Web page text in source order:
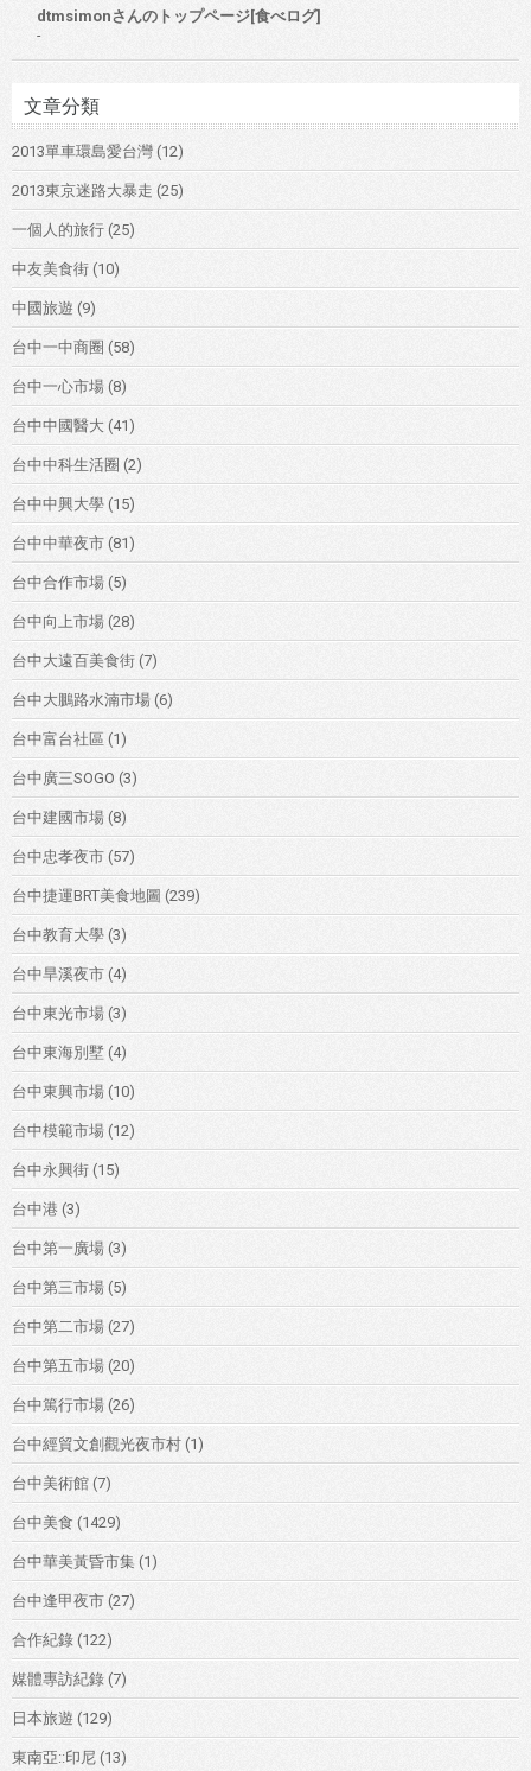
dtmsimonさんのトップページ[食べログ]
-
文章分類
2013單車環島愛台灣 (12)
2013東京迷路大暴走 (25)
一個人的旅行 (25)
中友美食街 (10)
中國旅遊 (9)
台中一中商圈 (58)
台中一心市場 (8)
台中中國醫大 (41)
台中中科生活圈 (2)
台中中興大學 (15)
台中中華夜市 (81)
台中合作市場 (5)
台中向上市場 (28)
台中大遠百美食街 (7)
台中大鵬路水湳市場 (6)
台中富台社區 (1)
台中廣三SOGO (3)
台中建國市場 (8)
台中忠孝夜市 (57)
台中捷運BRT美食地圖 (239)
台中教育大學 (3)
台中旱溪夜市 (4)
台中東光市場 (3)
台中東海別墅 (4)
台中東興市場 (10)
台中模範市場 (12)
台中永興街 (15)
台中港 (3)
台中第一廣場 (3)
台中第三市場 (5)
台中第二市場 (27)
台中第五市場 (20)
台中篤行市場 (26)
台中經貿文創觀光夜市村 (1)
台中美術館 (7)
台中美食 (1429)
台中華美黃昏市集 (1)
台中逢甲夜市 (27)
合作紀錄 (122)
媒體專訪紀錄 (7)
日本旅遊 (129)
東南亞::印尼 (13)